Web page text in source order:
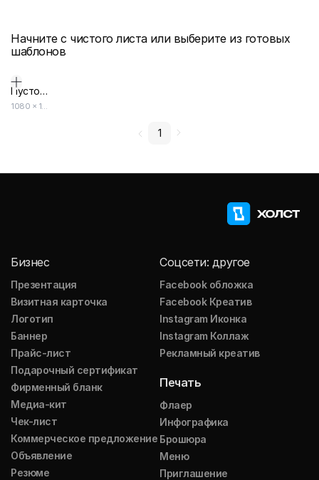
Начните с чистого листа или выберите из готовых
шаблонов
Пустой дизайн-макет
1080 × 1920
1
Бизнес
Презентация
Визитная карточка
Логотип
Баннер
Прайс-лист
Подарочный сертификат
Фирменный бланк
Медиа-кит
Чек-лист
Коммерческое предложение
Объявление
Резюме
Соцсети: другое
Facebook обложка
Facebook Креатив
Instagram Иконка
Instagram Коллаж
Рекламный креатив
Печать
Флаер
Инфографика
Брошюра
Меню
Приглашение